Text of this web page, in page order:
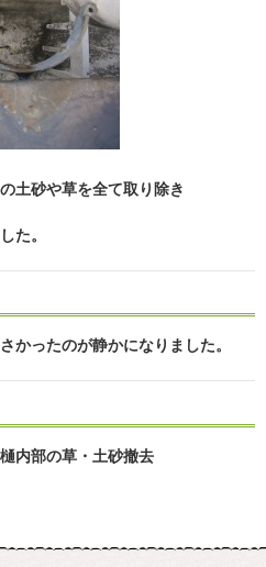
土砂や草を全て取り除き
た。
かったのが静かになりました。
内部の草・土砂撤去